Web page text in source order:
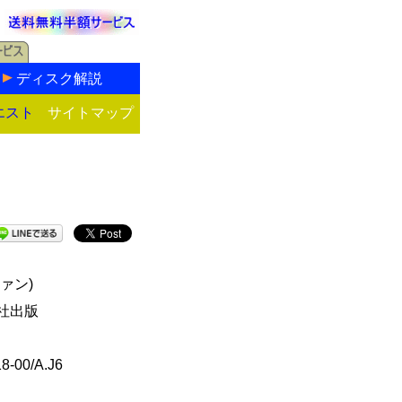
ディスク解説
スト サイトマップ
ン)
出版
00/A.J6